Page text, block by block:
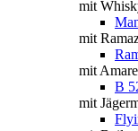
mit
mit
mit
B
mit